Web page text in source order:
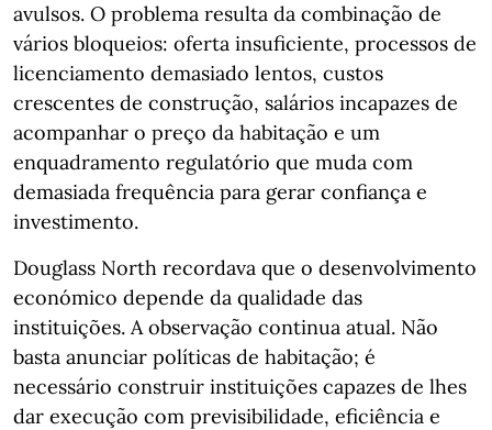
avulsos. O problema resulta da combinação de
vários bloqueios: oferta insuficiente, processos de
licenciamento demasiado lentos, custos
crescentes de construção, salários incapazes de
acompanhar o preço da habitação e um
enquadramento regulatório que muda com
demasiada frequência para gerar confiança e
investimento.
Douglass North recordava que o desenvolvimento
económico depende da qualidade das
instituições. A observação continua atual. Não
basta anunciar políticas de habitação; é
necessário construir instituições capazes de lhes
dar execução com previsibilidade, eficiência e